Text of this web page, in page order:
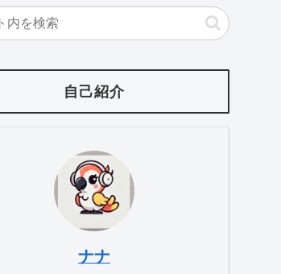
自己紹介
ナナ